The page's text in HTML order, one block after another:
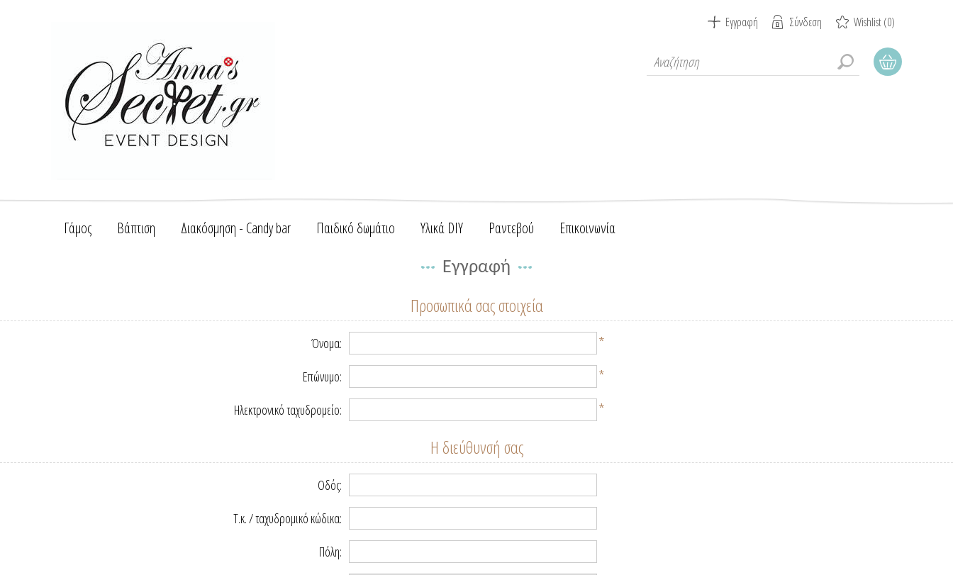
Εγγραφή Σύνδεση Wishlist(0)
Γάμος Βάπτιση Διακόσμηση - Candy bar Παιδικό δωμάτιο Υλικά DIY Ραντεβού Επικοινωνία
Εγγραφή
Προσωπικά σας στοιχεία
Όνομα: *
Επώνυμο: *
Ηλεκτρονικό ταχυδρομείο:
*
Η διεύθυνσή σας
Οδός:
Τ.κ. / ταχυδρομικό κώδικα:
Πόλη: